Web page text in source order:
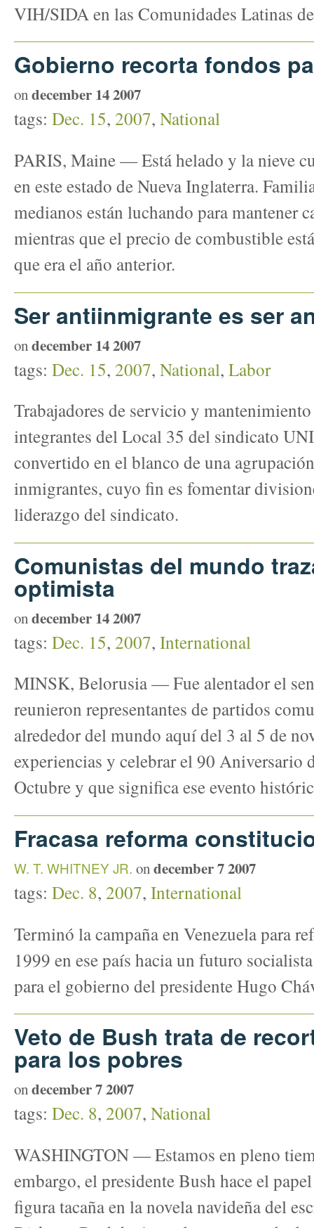
VIH/SIDA en las Comunidades Latinas
Gobierno recorta fondos
ondecember 14 2007
tags: Dec. 15, 2007, National
PARIS, Maine — Está helado y la nieve
en este estado de Nueva Inglaterra.
medianos están luchando para mantener
mientras que el precio de combustible
que era el año anterior.
Ser antiinmigrante es ser
on december 14 2007
tags: Dec. 15, 2007, National, Labor
Trabajadores de servicio y
integrantes del Local 35 del sindicato
convertido en el blanco de una
inmigrantes, cuyo fin es fomentar
liderazgo del sindicato.
Comunistas del mundo
optimista
ondecember 14 2007
tags: Dec. 15, 2007, International
MINSK, Belorusia — Fue alentador el
reunieron representantes de partidos
alrededor del mundo aquí del 3 al 5 de
experiencias y celebrar el 90 Aniversario
Octubre y que significa ese evento
Fracasa reforma
W. T. WHITNEY JR. ondecember 7 2007
tags: Dec. 8, 2007, International
Terminó la campaña en Venezuela para
1999 en ese país hacia un futuro
para el gobierno del presidente Hugo
Veto de Bush trata de
para los pobres
ondecember 7 2007
tags: Dec. 8, 2007, National
WASHINGTON — Estamos en pleno
embargo, el presidente Bush hace el
figura tacaña en la novela navideña del